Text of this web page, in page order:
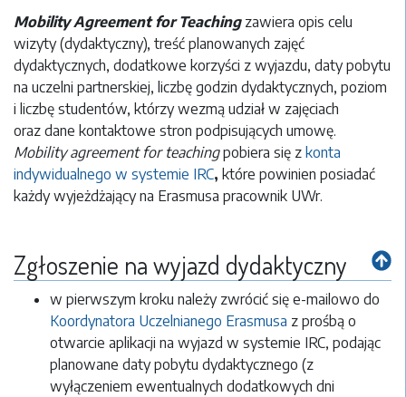
Mobility Agreement for Teachingzawiera opis celu
wizyty (dydaktyczny), treść planowanych zajęć
dydaktycznych, dodatkowe korzyści z wyjazdu, daty pobytu
na uczelni partnerskiej, liczbę godzin dydaktycznych, poziom
i liczbę studentów, którzy wezmą udział w zajęciach
oraz dane kontaktowe stron podpisujących umowę.
Mobility agreement for teachingpobiera się z konta
indywidualnego w systemie IRC, które powinien posiadać
każdy wyjeżdżający na Erasmusa pracownik UWr.
Zgłoszenie na wyjazd dydaktyczny
w pierwszym kroku należy zwrócić się e-mailowo do
Koordynatora Uczelnianego Erasmusa z prośbą o
otwarcie aplikacji na wyjazd w systemie IRC, podając
planowane daty pobytu dydaktycznego (z
wyłączeniem ewentualnych dodatkowych dni